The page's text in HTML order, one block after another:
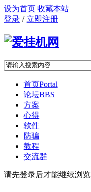
设为首页 收藏本站
登录 / 立即注册
首页Portal
论坛BBS
方案
心得
软件
防骗
教程
交流群
请先登录后才能继续浏览